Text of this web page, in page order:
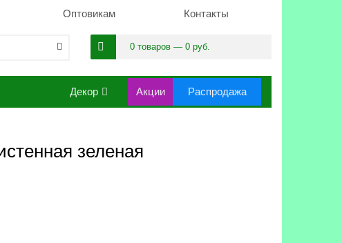
Оптовикам Контакты
0 товаров — 0 руб.
Декор Акции Распродажа
зеленая